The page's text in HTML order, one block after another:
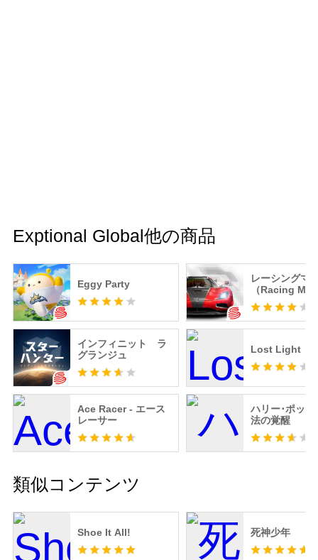
Exptional Global他の商品
Eggy Party
レーシングマ
（Racing
インフィニット ラ
グランジュ
Lost Light
Ace Racer - エース
レーサー
ハリー･ポッタ
法の覚醒
類似コンテンツ
Shoe It All! 死神少年